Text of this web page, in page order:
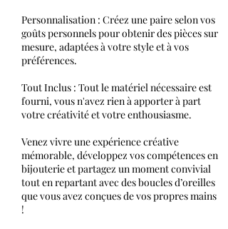
Personnalisation : Créez une paire selon vos
goûts personnels pour obtenir des pièces sur
mesure, adaptées à votre style et à vos
préférences.
Tout Inclus : Tout le matériel nécessaire est
fourni, vous n'avez rien à apporter à part
votre créativité et votre enthousiasme.
Venez vivre une expérience créative
mémorable, développez vos compétences en
bijouterie et partagez un moment convivial
tout en repartant avec des boucles d’oreilles
que vous avez conçues de vos propres mains
!